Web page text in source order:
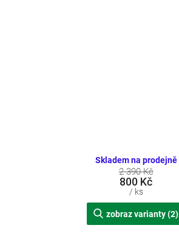
Skladem na prodejně
2 390 Kč
800 Kč
/ ks
zobraz varianty (2)